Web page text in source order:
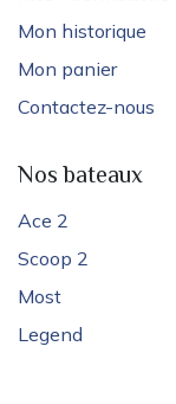
Mon historique
Mon panier
Contactez-nous
Nos bateaux
Ace 2
Scoop 2
Most
Legend